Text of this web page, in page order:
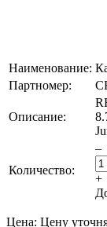
Наименование:
Партномер:
Описание:
Количество:
–
+
Цена: Цену